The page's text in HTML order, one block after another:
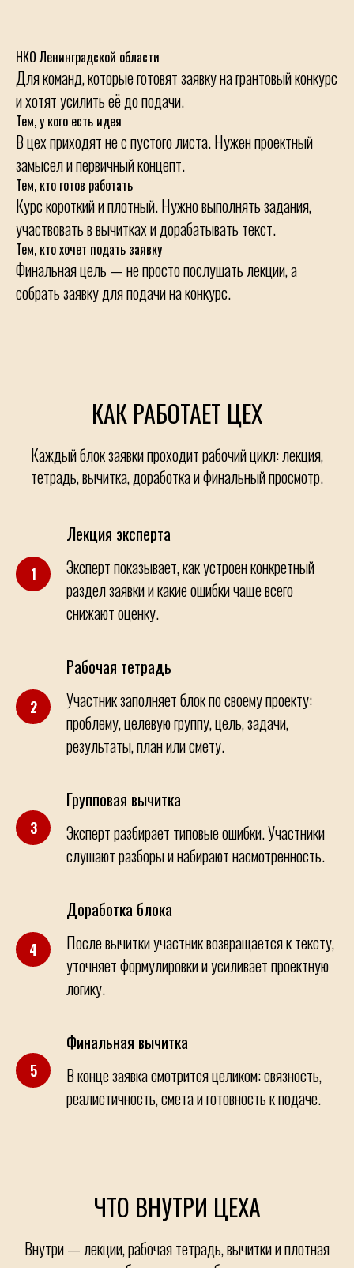
НКО Ленинградской области
Для команд, которые готовят заявку на грантовый конкурс
и хотят усилить её до подачи.
Тем, у кого есть идея
В цех приходят не с пустого листа. Нужен проектный
замысел и первичный концепт.
Тем, кто готов работать
Курс короткий и плотный. Нужно выполнять задания,
участвовать в вычитках и дорабатывать текст.
Тем, кто хочет подать заявку
Финальная цель — не просто послушать лекции, а
собрать заявку для подачи на конкурс.
КАК РАБОТАЕТ ЦЕХ
Каждый блок заявки проходит рабочий цикл: лекция,
тетрадь, вычитка, доработка и финальный просмотр.
Лекция эксперта
Эксперт показывает, как устроен конкретный
раздел заявки и какие ошибки чаще всего
снижают оценку.
Рабочая тетрадь
Участник заполняет блок по своему проекту:
проблему, целевую группу, цель, задачи,
результаты, план или смету.
Групповая вычитка
Эксперт разбирает типовые ошибки. Участники
слушают разборы и набирают насмотренность.
Доработка блока
После вычитки участник возвращается к тексту,
уточняет формулировки и усиливает проектную
логику.
Финальная вычитка
В конце заявка смотрится целиком: связность,
реалистичность, смета и готовность к подаче.
ЧТО ВНУТРИ ЦЕХА
Внутри — лекции, рабочая тетрадь, вычитки и плотная